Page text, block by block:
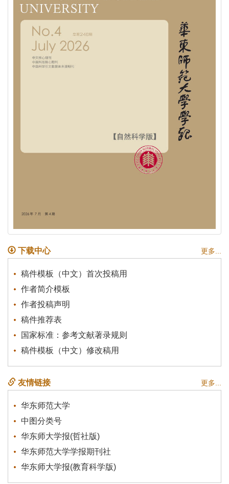
下载中心 更多...
稿件模板（中文）首次投稿用
作者简介模板
作者投稿声明
稿件推荐表
国家标准：参考文献著录规则
稿件模板（中文）修改稿用
友情链接 更多...
华东师范大学
中图分类号
华东师大学报(哲社版)
华东师范大学学报期刊社
华东师大学报(教育科学版)